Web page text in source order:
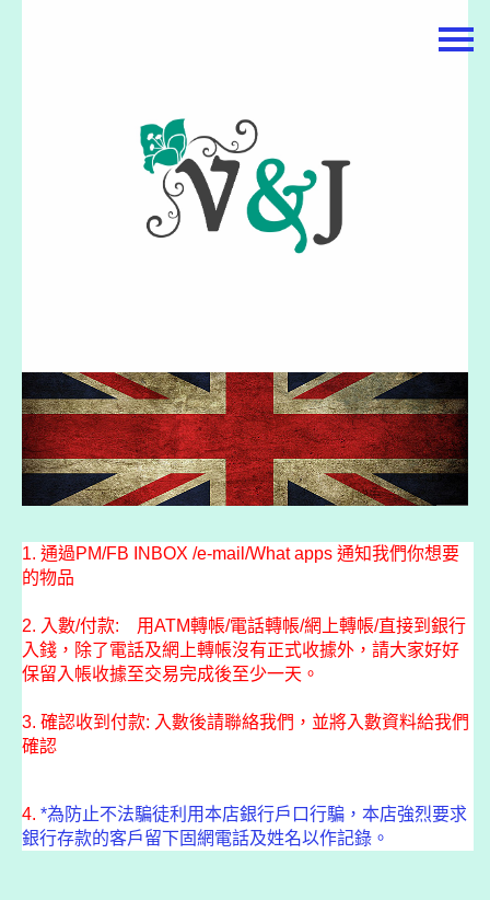
1. 通過PM/FB INBOX /e-mail/What apps 通知我們你想要
的物品
2. 入數/付款: 用ATM轉帳/電話轉帳/網上轉帳/直接到銀行
入錢，除了電話及網上轉帳沒有正式收據外，請大家好好
保留入帳收據至交易完成後至少一天。
3. 確認收到付款: 入數後請聯絡我們，並將入數資料給我們
確認
4. *為防止不法騙徒利用本店銀行戶口行騙，本店強烈要求
銀行存款的客戶留下固網電話及姓名以作記錄。
聯絡我們
貨幣
語言